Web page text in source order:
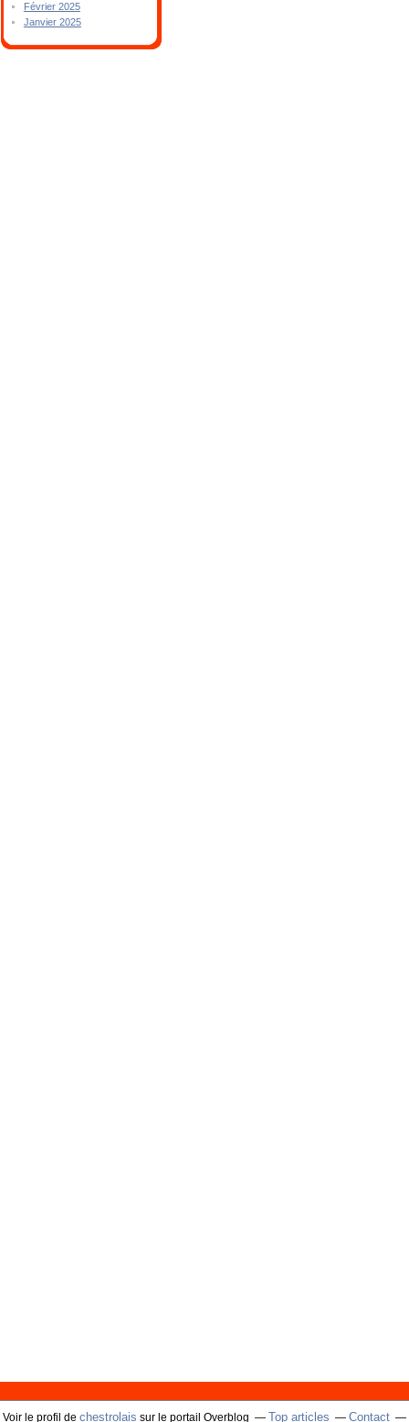
Février 2025
Janvier 2025
Voir le profil de chestrolais sur le portail Overblog Top articles Contact